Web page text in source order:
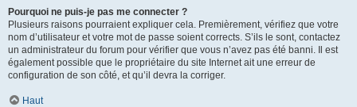
Pourquoi ne puis-je pas me connecter ?
Plusieurs raisons pourraient expliquer cela. Premièrement, vérifiez que votre
nom d’utilisateur et votre mot de passe soient corrects. S’ils le sont, contactez
un administrateur du forum pour vérifier que vous n’avez pas été banni. Il est
également possible que le propriétaire du site Internet ait une erreur de
configuration de son côté, et qu’il devra la corriger.
Haut